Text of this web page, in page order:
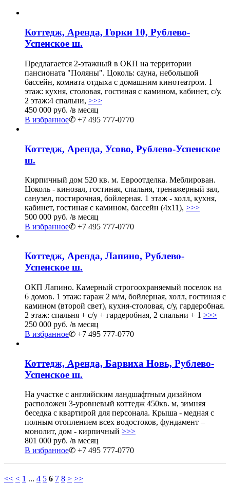
Коттедж, Аренда, Горки 10, Рублево-
Успенское ш.
Предлагается 2-этажный в ОКП на территории
пансионата "Поляны". Цоколь: сауна, небольшой
бассейн, комната отдыха с домашним кинотеатром. 1
этаж: кухня, столовая, гостиная с камином, кабинет, с/у.
2 этаж:4 спальни, >>>
450 000 руб. /в месяц
В избранное✆ +7 495 777-0770
Коттедж, Аренда, Усово, Рублево-Успенское
ш.
Кирпичный дом 520 кв. м. Евроотделка. Меблирован.
Цоколь - кинозал, гостиная, спальня, тренажерный зал,
санузел, постирочная, бойлерная. 1 этаж - холл, кухня,
кабинет, гостиная с камином, бассейн (4х11), >>>
500 000 руб. /в месяц
В избранное✆ +7 495 777-0770
Коттедж, Аренда, Лапино, Рублево-
Успенское ш.
ОКП Лапино. Камерный строгоохраняемый поселок на
6 домов. 1 этаж: гараж 2 м/м, бойлерная, холл, гостиная с
камином (второй свет), кухня-столовая, с/у, гардеробная.
2 этаж: спальня + с/у + гардеробная, 2 спальни + 1 >>>
250 000 руб. /в месяц
В избранное✆ +7 495 777-0770
Коттедж, Аренда, Барвиха Новь, Рублево-
Успенское ш.
На участке с английским ландшафтным дизайном
расположен 3-уровневый коттедж 450кв. м, зимняя
беседка с квартирой для персонала. Крыша - медная с
полным отоплением всех водостоков, фундамент –
монолит, дом - кирпичный >>>
801 000 руб. /в месяц
В избранное✆ +7 495 777-0770
<< < 1 ... 4 5 6 7 8 > >>